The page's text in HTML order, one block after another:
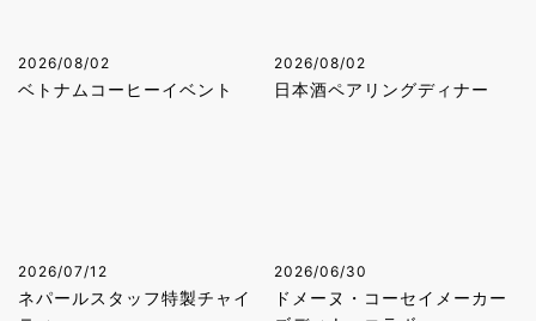
2026/08/02
ベトナムコーヒーイベント
2026/08/02
日本酒ペアリングディナー
2026/07/12
ネパールスタッフ特製チャイ
2026/06/30
ドメーヌ・コーセイメーカー